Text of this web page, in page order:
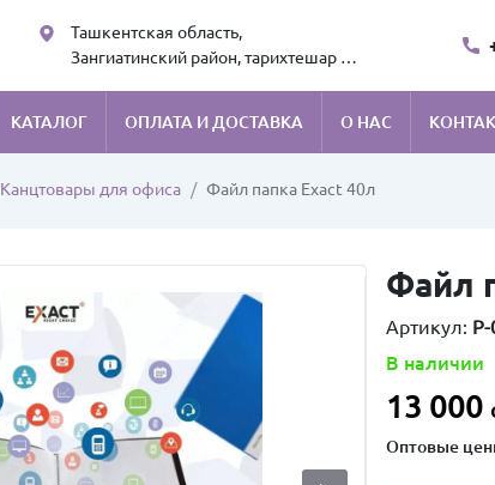
Ташкентская область,
Зангиатинский район, тарихтешар 1.
КАТАЛОГ ОПЛАТА И ДОСТАВКА О НАС
Канцтовары для офиса Файл папка Exact 40л
Файл
Артикул:
В наличии
13 000
Оптовые